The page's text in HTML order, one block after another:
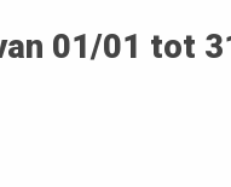
01/01 tot